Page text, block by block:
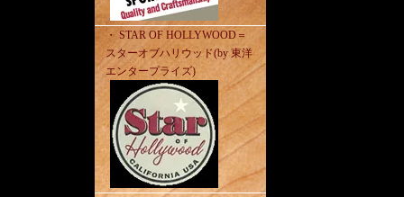
・ STAR OF HOLLYWOOD＝
スターオブハリウッド(by 東洋
エンタープライズ)